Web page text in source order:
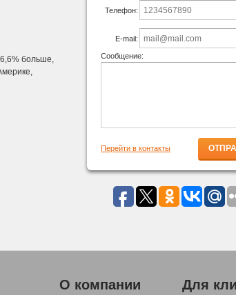
больше,
Телефон:
E-mail:
Сообщение:
Перейти в контакты
О компании Для